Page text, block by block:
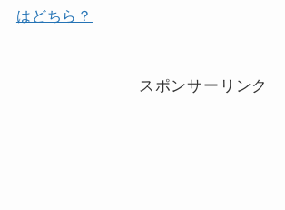
はどちら？
スポンサーリンク